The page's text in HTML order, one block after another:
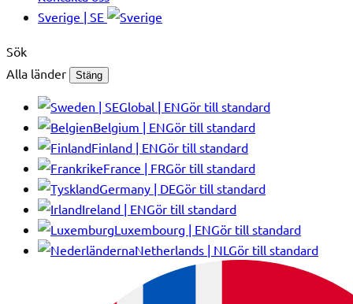
Sverige | SE
Sök
Alla länder
Stäng
Global | ENGör till standard
Belgium | ENGör till standard
Finland | ENGör till standard
France | FRGör till standard
Germany | DEGör till standard
Ireland | ENGör till standard
Luxembourg | ENGör till standard
Netherlands | NL Gör till standard